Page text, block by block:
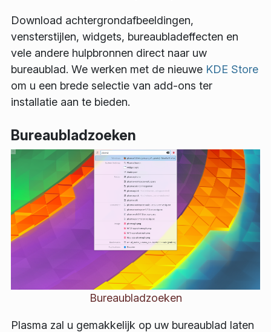
Download achtergrondafbeeldingen,
vensterstijlen, widgets, bureaubladeffecten en
vele andere hulpbronnen direct naar uw
bureaublad. We werken met de nieuwe KDE Store
om u een brede selectie van add-ons ter
installatie aan te bieden.
Bureaubladzoeken
Bureaubladzoeken
Plasma zal u gemakkelijk op uw bureaublad laten